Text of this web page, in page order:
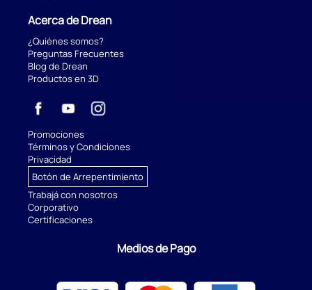
Acerca de Drean
¿Quiénes somos?
Preguntas Frecuentes
Blog de Drean
Productos en 3D
Promociones
Términos y Condiciones
Privacidad
Botón de Arrepentimiento
Trabajá con nosotros
Corporativo
Certificaciones
Medios de Pago